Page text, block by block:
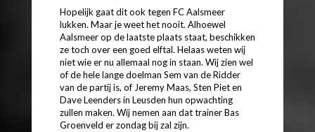
Hopelijk gaat dit ook tegen FC Aalsmeer
lukken. Maar je weet het nooit. Alhoewel
Aalsmeer op de laatste plaats staat, beschikken
ze toch over een goed elftal. Helaas weten wij
niet wie er nu allemaal nog in staan. Wij zien wel
of de hele lange doelman Sem van de Ridder
van de partij is, of Jeremy Maas, Sten Piet en
Dave Leenders in Leusden hun opwachting
zullen maken. Wij nemen aan dat trainer Bas
Groenveld er zondag bij zal zijn.